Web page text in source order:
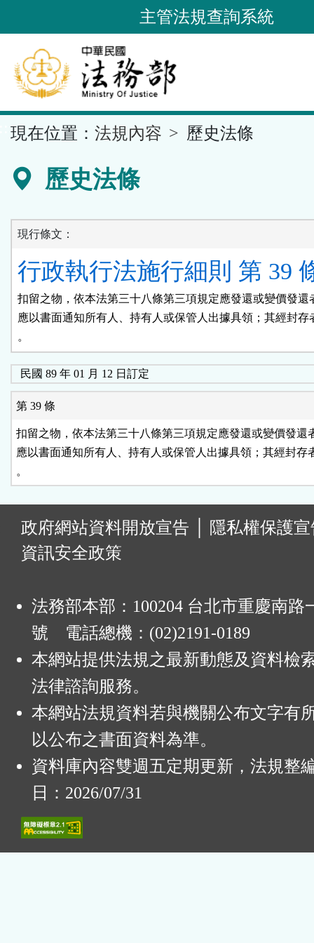
到
要
內
容
區
主管法規查詢系統
現在位置： 法規內容 歷史法條
歷史法條
現行條文：
行政執行法施行細則 第 39
扣留之物，依本法第三十八條第三項規定應發還或變價發還
應以書面通知所有人、持有人或保管人出據具領；其經封存
。
民國 89 年 01 月 12 日訂定
第 39 條
扣留之物，依本法第三十八條第三項規定應發還或變價發還
應以書面通知所有人、持有人或保管人出據具領；其經封存
。
政府網站資料開放宣告
隱私權保護
資訊安全政策
法務部本部：100204 台北市重慶南路
號 電話總機：(02)2191-0189
本網站提供法規之最新動態及資料檢
法律諮詢服務。
本網站法規資料若與機關公布文字有
以公布之書面資料為準。
資料庫內容雙週五定期更新，法規整
日：2026/07/31